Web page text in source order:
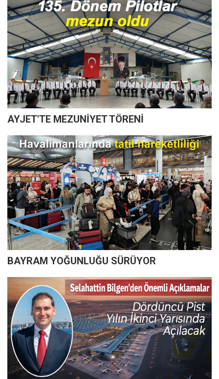
AYJET'TE MEZUNİYET TÖRENİ
BAYRAM YOĞUNLUĞU SÜRÜYOR